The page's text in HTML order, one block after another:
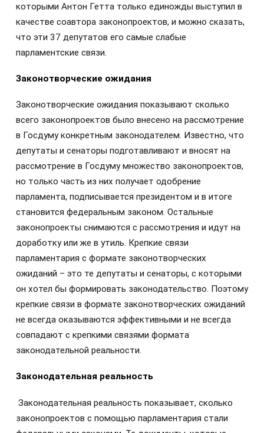
которыми Антон Гетта только единожды выступил в
качестве соавтора законопроектов, и можно сказать,
что эти 37 депутатов его самые слабые
парламентские связи.
Законотворческие ожидания
Законотворческие ожидания показывают сколько
всего законопроектов было внесено на рассмотрение
в Госдуму конкретным законодателем. Известно, что
депутаты и сенаторы подготавливают и вносят на
рассмотрение в Госдуму множество законопроектов,
но только часть из них получает одобрение
парламента, подписывается президентом и в итоге
становится федеральным законом. Остальные
законопроекты снимаются с рассмотрения и идут на
доработку или же в утиль. Крепкие связи
парламентария с формате законотворческих
ожиданий – это те депутаты и сенаторы, с которыми
он хотел бы формировать законодательство. Поэтому
крепкие связи в формате законотворческих ожиданий
не всегда оказываются эффективными и не всегда
совпадают с крепкими связями формата
законодательной реальности.
Законодательная реальность
Законодательная реальность показывает, сколько
законопроектов с помощью парламентария стали